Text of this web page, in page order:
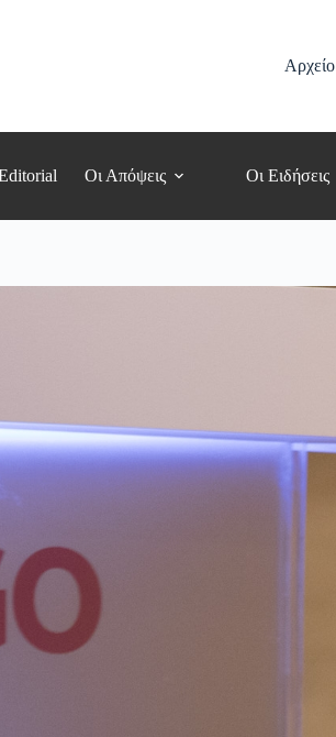
Αρχείο
Οι Απόψεις Οι Ειδήσεις